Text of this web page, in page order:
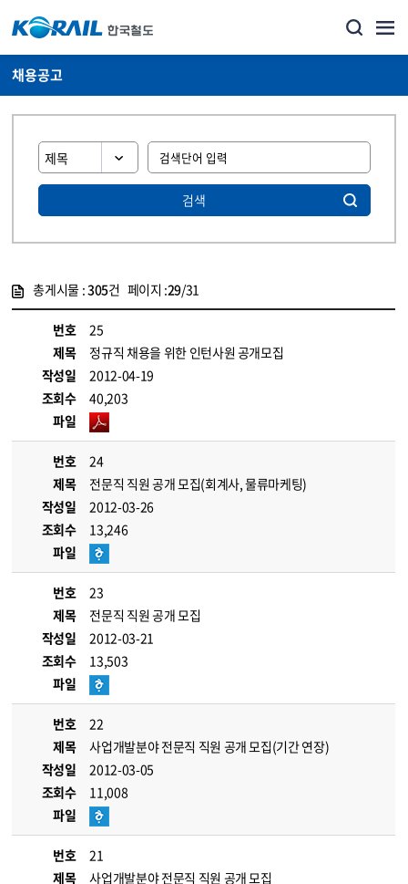
채용공고
검색
총게시물 :305건 페이지 :29/31
번호
25
제목
정규직 채용을 위한 인턴사원 공개모집
작성일
2012-04-19
조회수
40,203
파일
번호
24
제목
전문직 직원 공개 모집(회계사, 물류마케팅)
작성일
2012-03-26
조회수
13,246
파일
번호
23
제목
전문직 직원 공개 모집
작성일
2012-03-21
조회수
13,503
파일
번호
22
제목
사업개발분야 전문직 직원 공개 모집(기간 연장)
작성일
2012-03-05
조회수
11,008
파일
번호
21
제목
사업개발분야 전문직 직원 공개 모집